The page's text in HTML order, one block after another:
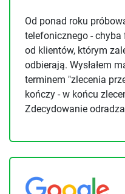
Od ponad roku
telefonicznego -
od klientów, którym
odbierają. Wysłałem
terminem "zlecenia
kończy - w końcu
Zdecydowanie